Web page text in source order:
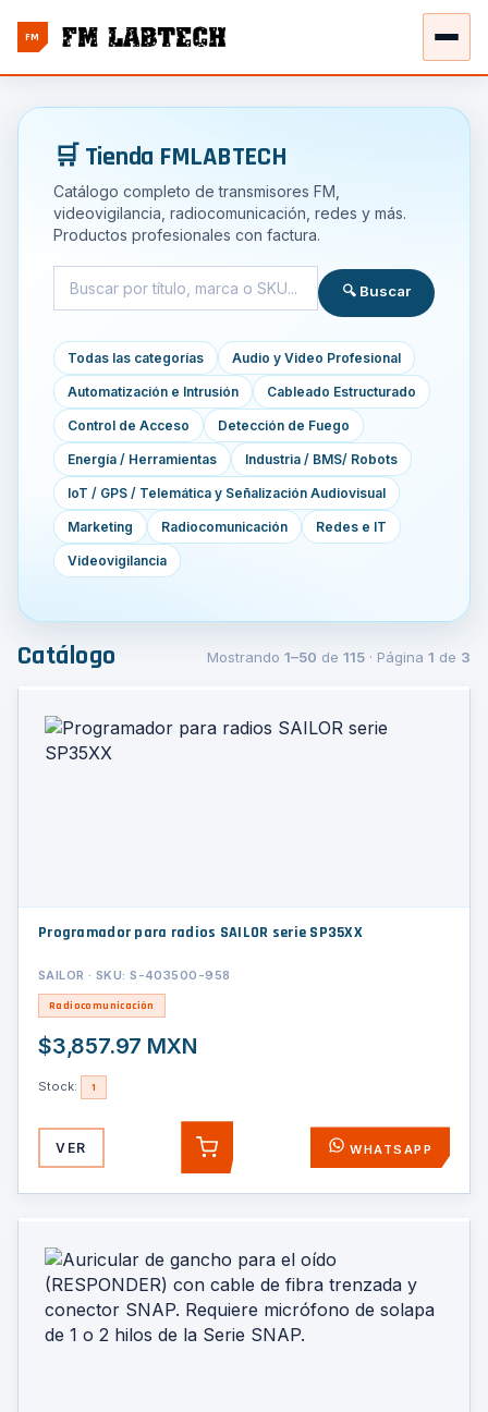
FM
🛒 Tienda FMLABTECH
Catálogo completo de transmisores FM,
videovigilancia, radiocomunicación, redes y más.
Productos profesionales con factura.
🔍 Buscar
Todas las categorías Audio y Video Profesional
Automatización e Intrusión Cableado Estructurado
Control de Acceso Detección de Fuego
Energía / Herramientas Industria / BMS/ Robots
IoT / GPS / Telemática y Señalización Audiovisual
Marketing Radiocomunicación Redes e IT
Videovigilancia
Catálogo Mostrando 1–50 de 115 · Página 1 de 3
Programador para radios SAILOR serie SP35XX
SAILOR · SKU: S-403500-958
Radiocomunicación
$3,857.97 MXN
Stock: 1
VER AGREGAR WHATSAPP